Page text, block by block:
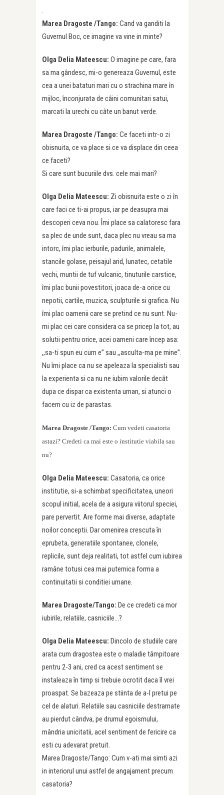
.
Marea Dragoste /Tango: Cand va ganditi la
Guvernul Boc, ce imagine va vine in minte?
Olga Delia Mateescu: O imagine pe care, fara
sa ma gândesc, mi-o genereaza Guvernul, este
cea a unei bataturi mari cu o strachina mare în
mijloc, înconjurata de câini comunitari satui,
marcati la urechi cu câte un banut verde.
Marea Dragoste /Tango: Ce faceti intr-o zi
obisnuita, ce va place si ce va displace din ceea
ce faceti?
Si care sunt bucuriile dvs. cele mai mari?
Olga Delia Mateescu: Zi obisnuita este o zi în
care faci ce ti-ai propus, iar pe deasupra mai
descoperi ceva nou. Îmi place sa calatoresc fara
sa plec de unde sunt, daca plec nu vreau sa ma
intorc, îmi plac ierburile, padurile, animalele,
stancile golase, peisajul arid, lunatec, cetatile
vechi, muntii de tuf vulcanic, tinuturile carstice,
îmi plac bunii povestitori, joaca de-a orice cu
nepotii, cartile, muzica, sculpturile si grafica. Nu
îmi plac oamenii care se pretind ce nu sunt. Nu-
mi plac cei care considera ca se pricep la tot, au
solutii pentru orice, acei oameni care încep asa:
,,sa-ti spun eu cum e” sau ,,asculta-ma pe mine”.
Nu îmi place ca nu se apeleaza la specialisti sau
la experienta si ca nu ne iubim valorile decât
dupa ce dispar ca existenta uman, si atunci o
facem cu iz de parastas.
Marea Dragoste /Tango: Cum vedeti casatoria
astazi? Credeti ca mai este o institutie viabila sau
nu?
Olga Delia Mateescu: Casatoria, ca orice
institutie, si-a schimbat specificitatea, uneori
scopul initial, acela de a asigura viitorul speciei,
pare pervertit. Are forme mai diverse, adaptate
noilor conceptii. Dar omenirea crescuta în
eprubeta, generatiile spontanee, clonele,
replicile, sunt deja realitati, tot astfel cum iubirea
ramâne totusi cea mai puternica forma a
continuitatii si conditiei umane.
Marea Dragoste/Tango: De ce credeti ca mor
iubirile, relatiile, casniciile…?
Olga Delia Mateescu: Dincolo de studiile care
arata cum dragostea este o maladie tâmpitoare
pentru 2-3 ani, cred ca acest sentiment se
instaleaza în timp si trebuie ocrotit daca îl vrei
proaspat. Se bazeaza pe stiinta de a-l pretui pe
cel de alaturi. Relatiile sau casniciile destramate
au pierdut cândva, pe drumul egoismului,
mândria unicitatii, acel sentiment de fericire ca
esti cu adevarat pretuit.
Marea Dragoste/Tango: Cum v-ati mai simti azi
in interiorul unui astfel de angajament precum
casatoria?